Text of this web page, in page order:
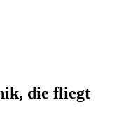
die fliegt